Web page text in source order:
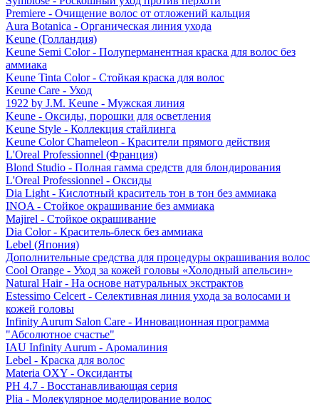
Premiere - Очищение волос от отложений кальция
Aura Botanica - Органическая линия ухода
Keune (Голландия)
Keune Semi Color - Полуперманентная краска для волос без
аммиака
Keune Tinta Color - Стойкая краска для волос
Keune Care - Уход
1922 by J.M. Keune - Мужская линия
Keune - Оксиды, порошки для осветления
Keune Style - Коллекция стайлинга
Keune Color Chameleon - Красители прямого действия
L'Oreal Professionnel (Франция)
Blond Studio - Полная гамма средств для блондирования
L'Oreal Professionnel - Оксиды
Dia Light - Кислотный краситель тон в тон без аммиака
INOA - Стойкое окрашивание без аммиака
Majirel - Стойкое окрашивание
Dia Color - Краситель-блеск без аммиака
Lebel (Япония)
Дополнительные средства для процедуры окрашивания волос
Cool Orange - Уход за кожей головы «Холодный апельсин»
Natural Hair - На основе натуральных экстрактов
Estessimo Celcert - Селективная линия ухода за волосами и
кожей головы
Infinity Aurum Salon Care - Инновационная программа
"Абсолютное счастье"
IAU Infinity Aurum - Аромалиния
Lebel - Краска для волос
Materia OXY - Оксиданты
PH 4.7 - Восстанавливающая серия
Plia - Молекулярное моделирование волос